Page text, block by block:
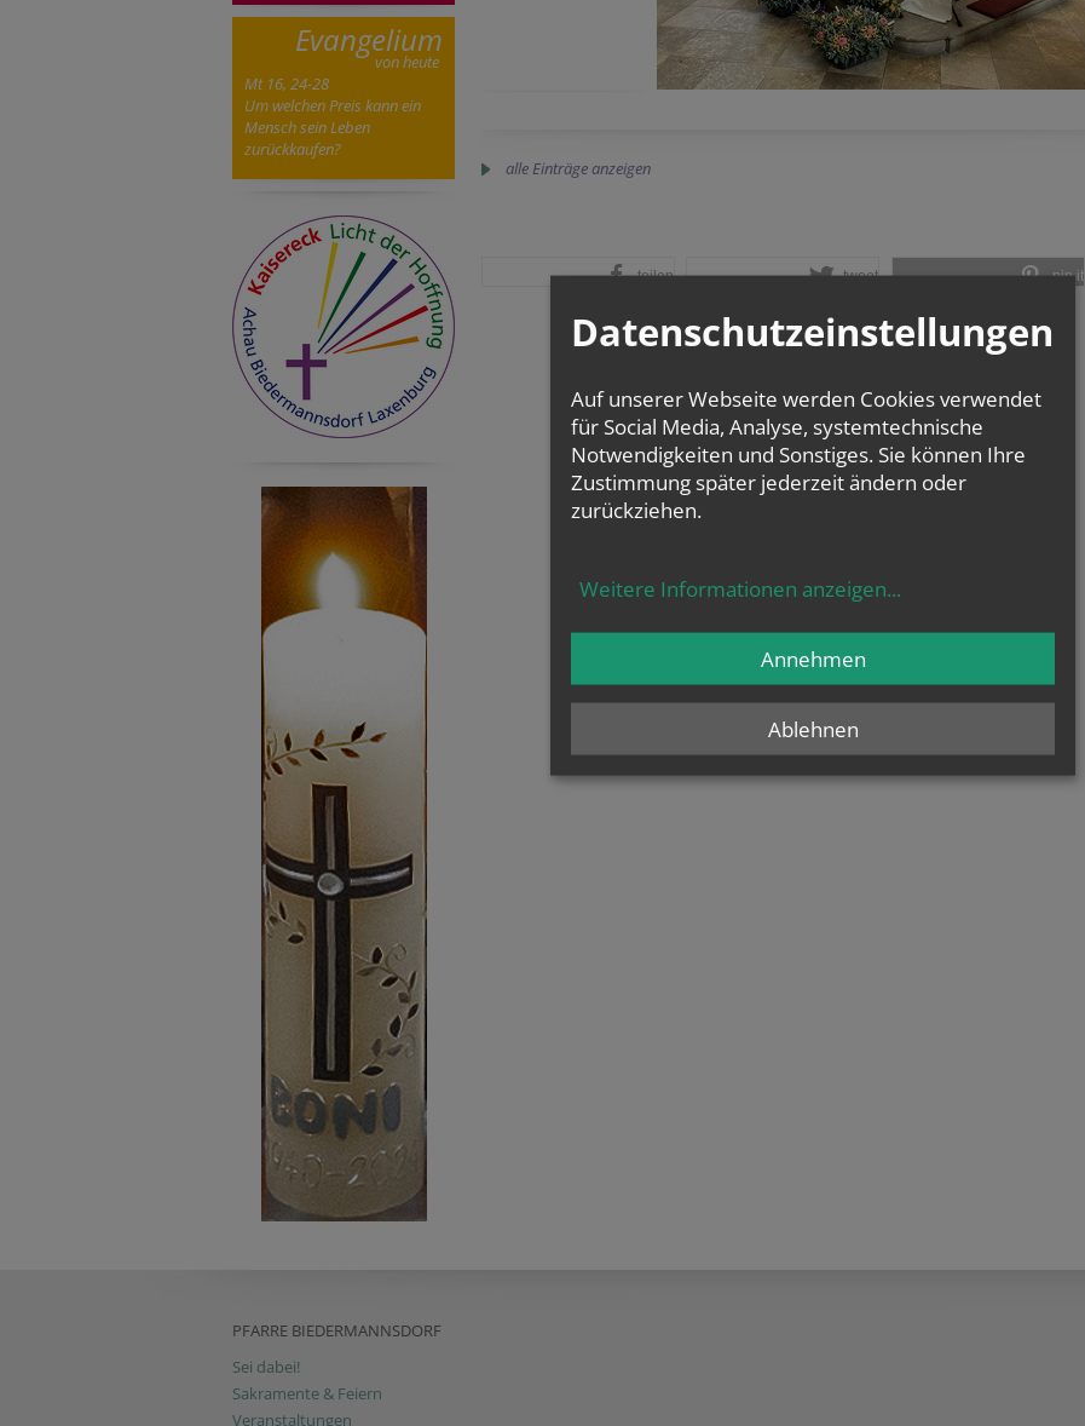
Evangelium
von heute
Mt 16, 24-28
Um welchen Preis kann ein
Mensch sein Leben
zurückkaufen?
alle Einträge anzeigen
teilen tweet pin it
PFARRE BIEDERMANNSDORF
Sei dabei!
Sakramente & Feiern
Veranstaltungen
Datenschutzeinstellungen
Auf unserer Webseite werden Cookies verwendet
für Social Media, Analyse, systemtechnische
Notwendigkeiten und Sonstiges. Sie können Ihre
Zustimmung später jederzeit ändern oder
zurückziehen.
Weitere Informationen anzeigen...
Ablehnen
Annehmen